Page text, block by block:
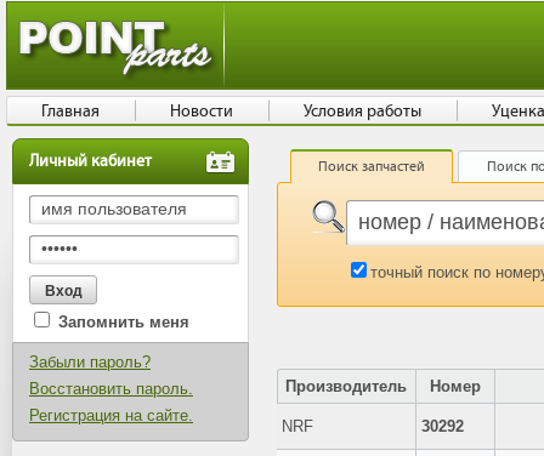
Личный кабинет
Запомнить меня
Забыли пароль?
Восстановить пароль.
Регистрация на сайте.
Поиск запчастей Поиск
точный поиск по
Производитель Номер
NRF 30292
Главная Новости Условия работы